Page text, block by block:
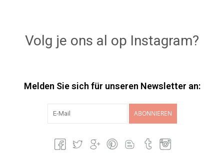
Volg je ons al op Instagram?
Melden Sie sich für unseren Newsletter an:
ABONNIEREN